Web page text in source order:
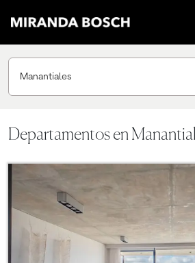
Manantiales
Departamentos en